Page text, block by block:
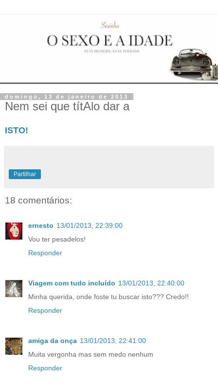
domingo, 13 de janeiro de 2013
Nem sei que títAlo dar a
ISTO!
Partilhar
18 comentários:
ernesto 13/01/2013, 22:39:00
Vou ter pesadelos!
Responder
Viagem com tudo incluído 13/01/2013, 22:40:00
Minha querida, onde foste tu buscar isto??? Credo!!
Responder
amiga da onça 13/01/2013, 22:41:00
Muita vergonha mas sem medo nenhum
Responder